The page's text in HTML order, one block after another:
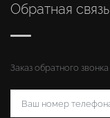
Обратная связь
Заказ обратного звонка